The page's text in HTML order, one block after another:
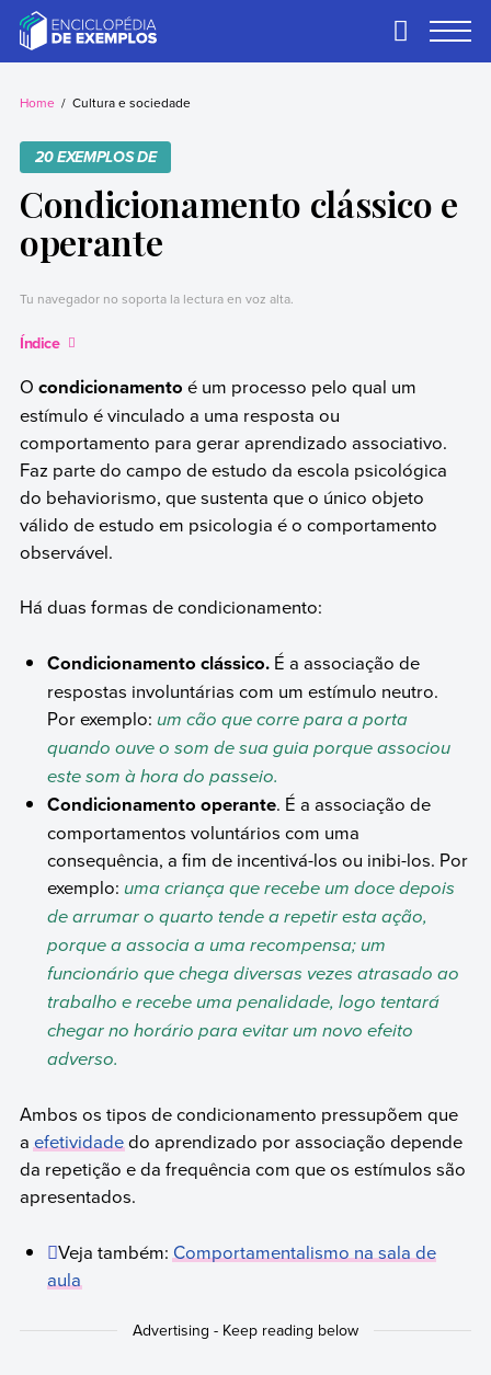
contentExemplos
Precisa de
temos.
Primary
Home Cultura e sociedade
20 EXEMPLOS DE
Condicionamento clássico e
operante
Tu navegador no soporta la lectura en voz alta.
Índice
O condicionamento é um processo pelo qual um
estímulo é vinculado a uma resposta ou
comportamento para gerar aprendizado associativo.
Faz parte do campo de estudo da escola psicológica
do behaviorismo, que sustenta que o único objeto
válido de estudo em psicologia é o comportamento
observável.
Há duas formas de condicionamento:
Condicionamento clássico. É a associação de
respostas involuntárias com um estímulo neutro.
Por exemplo: um cão que corre para a porta
quando ouve o som de sua guia porque associou
este som à hora do passeio.
Condicionamento operante. É a associação de
comportamentos voluntários com uma
consequência, a fim de incentivá-los ou inibi-los. Por
exemplo: uma criança que recebe um doce depois
de arrumar o quarto tende a repetir esta ação,
porque a associa a uma recompensa; um
funcionário que chega diversas vezes atrasado ao
trabalho e recebe uma penalidade, logo tentará
chegar no horário para evitar um novo efeito
adverso.
Ambos os tipos de condicionamento pressupõem que
aefetividadedo aprendizado por associação depende
da repetição e da frequência com que os estímulos são
apresentados.
Veja também:Comportamentalismo na sala de
aula